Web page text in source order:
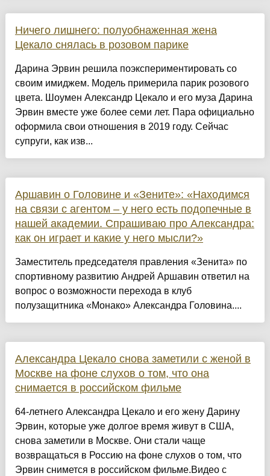
Ничего лишнего: полуобнаженная жена
Цекало снялась в розовом парике
Дарина Эрвин решила поэкспериментировать со
своим имиджем. Модель примерила парик розового
цвета. Шоумен Александр Цекало и его муза Дарина
Эрвин вместе уже более семи лет. Пара официально
оформила свои отношения в 2019 году. Сейчас
супруги, как изв...
Аршавин о Головине и «Зените»: «Находимся
на связи с агентом – у него есть подопечные в
нашей академии. Спрашиваю про Александра:
как он играет и какие у него мысли?»
Заместитель председателя правления «Зенита» по
спортивному развитию Андрей Аршавин ответил на
вопрос о возможности перехода в клуб
полузащитника «Монако» Александра Головина....
Александра Цекало снова заметили с женой в
Москве на фоне слухов о том, что она
снимается в российском фильме
64-летнего Александра Цекало и его жену Дарину
Эрвин, которые уже долгое время живут в США,
снова заметили в Москве. Они стали чаще
возвращаться в Россию на фоне слухов о том, что
Эрвин снимется в российском фильме.Видео с